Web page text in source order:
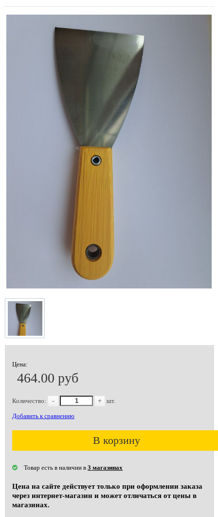
Цена:
464.00 руб
Количество: - + шт.
Добавить к сравнению
В корзину
Товар есть в наличии в 3 магазинах
Цена на сайте действует только при оформлении заказа
через интернет-магазин и может отличаться от цены в
магазинах.